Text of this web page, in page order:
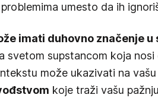
umesto da ih
imati duhovno značenje u
svetom supstancom koja
može ukazivati na vašu
koje traži vašu